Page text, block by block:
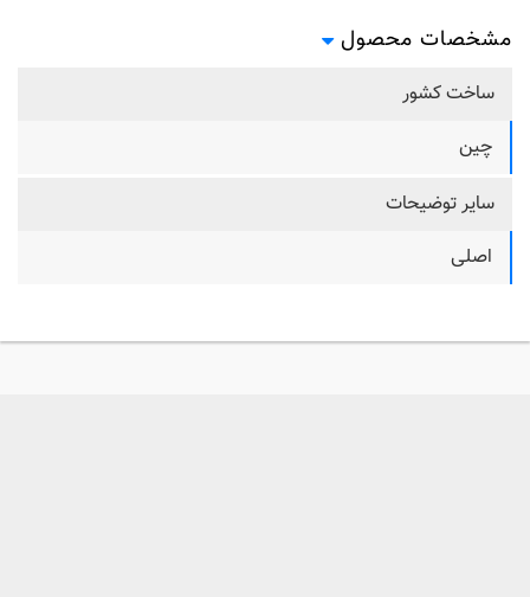
مشخصات محصول
ساخت کشور
چین
سایر توضیحات
اصلی